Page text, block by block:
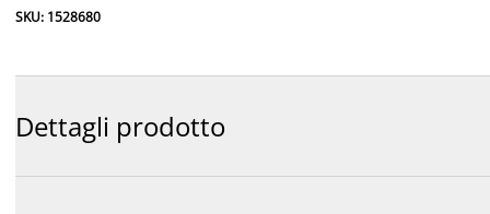
SKU: 1528680
Dettagli prodotto